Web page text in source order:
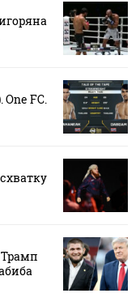
FC.
Трамп